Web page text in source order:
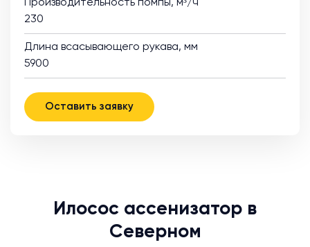
Производительность помпы, м³/ч
230
Длина всасывающего рукава, мм
5900
Оставить заявку
Илосос ассенизатор в
Северном